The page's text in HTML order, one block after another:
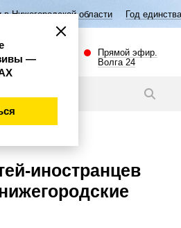
Год единства народов России
Прямой эфир.
Волга 24
иностранцев
—